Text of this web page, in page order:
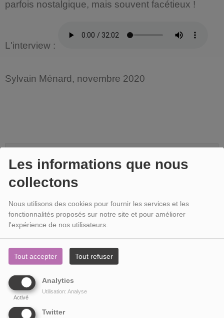
Les informations que nous
collectons
Nous utilisons des cookies pour fournir les services et les
fonctionnalités proposés sur notre site et pour améliorer
l'expérience de nos utilisateurs.
Tout accepter Tout refuser
Analytics
Activé
Utilisation: Analyse
Twitter
parfois nostalgique, mais souvent facétieux !
L'interview :
Sylvain Ménard, novembre 2020
VOIR AUSSI